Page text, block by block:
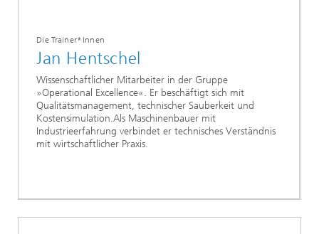
Die Trainer*Innen
Jan Hentschel
Wissenschaftlicher Mitarbeiter in der Gruppe
»Operational Excellence«. Er beschäftigt sich mit
Qualitätsmanagement, technischer Sauberkeit und
Kostensimulation.Als Maschinenbauer mit
Industrieerfahrung verbindet er technisches Verständnis
mit wirtschaftlicher Praxis.